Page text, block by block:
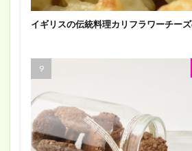
イギリスの伝統料理カリフラワーチー